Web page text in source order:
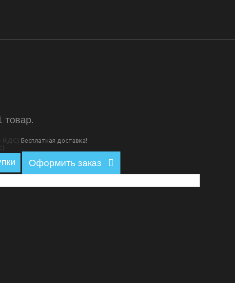
товар.
Бесплатная доставка!
Оформить заказ